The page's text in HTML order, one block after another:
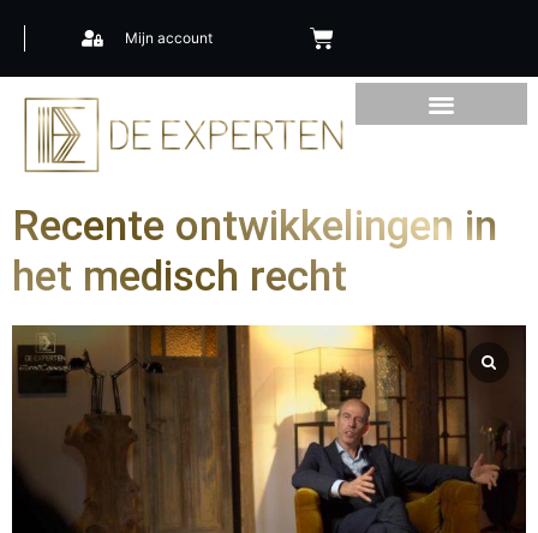
Mijn account
Recente ontwikkelingen in
het medisch recht